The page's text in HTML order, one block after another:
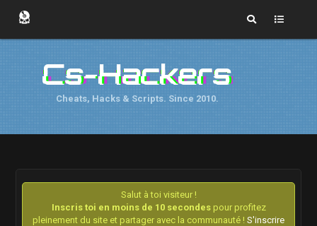
Cs-Hackers
Cheats, Hacks & Scripts. Since 2010.
Salut à toi visiteur !
Inscris toi en moins de 10 secondespour profitez
pleinement du site et partager avec la communauté ! S'inscrire